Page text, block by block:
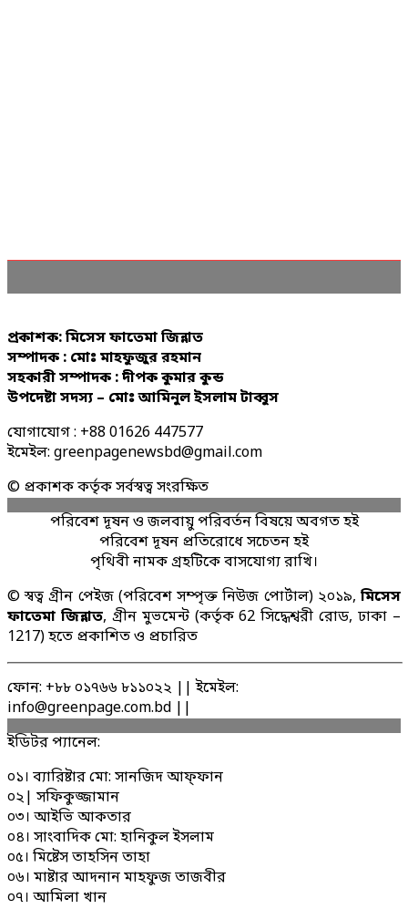
প্রকাশক: মিসেস ফাতেমা জিন্নাত
সম্পাদক : মোঃ মাহফুজুর রহমান
সহকারী সম্পাদক : দীপক কুমার কুন্ড
উপদেষ্টা সদস্য – মোঃ আমিনুল ইসলাম টাব্বুস
যোগাযোগ : +88 01626 447577
ইমেইল: greenpagenewsbd@gmail.com
© প্রকাশক কর্তৃক সর্বস্বত্ব সংরক্ষিত
পরিবেশ দূষন ও জলবায়ু পরিবর্তন বিষয়ে অবগত হই
পরিবেশ দূষন প্রতিরোধে সচেতন হই
পৃথিবী নামক গ্রহটিকে বাসযোগ্য রাখি।
© স্বত্ব গ্রীন পেইজ (পরিবেশ সম্পৃক্ত নিউজ পোর্টাল) ২০১৯, মিসেস
ফাতেমা জিন্নাত, গ্রীন মুভমেন্ট (কর্তৃক 62 সিদ্ধেশ্বরী রোড, ঢাকা –
1217) হতে প্রকাশিত ও প্রচারিত
ফোন: +৮৮ ০১৭৬৬ ৮১১০২২ || ইমেইল:
info@greenpage.com.bd ||
ইডিটর প্যানেল:
০১। ব্যারিষ্টার মো: সানজিদ আফ্ফান
০২| সফিকুজ্জামান
০৩। আইভি আকতার
০৪। সাংবাদিক মো: হানিকুল ইসলাম
০৫। মিষ্টেস তাহসিন তাহা
০৬। মাষ্টার আদনান মাহফুজ তাজবীর
০৭। আমিলা খান